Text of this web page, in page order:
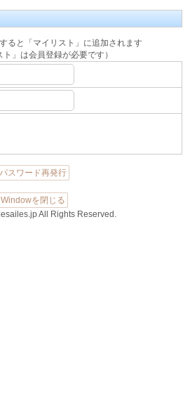
ると「マイリスト」に追加されます
ト」は会員登録が必要です）
パスワード再発行
Windowを閉じる
All Rights Reserved.